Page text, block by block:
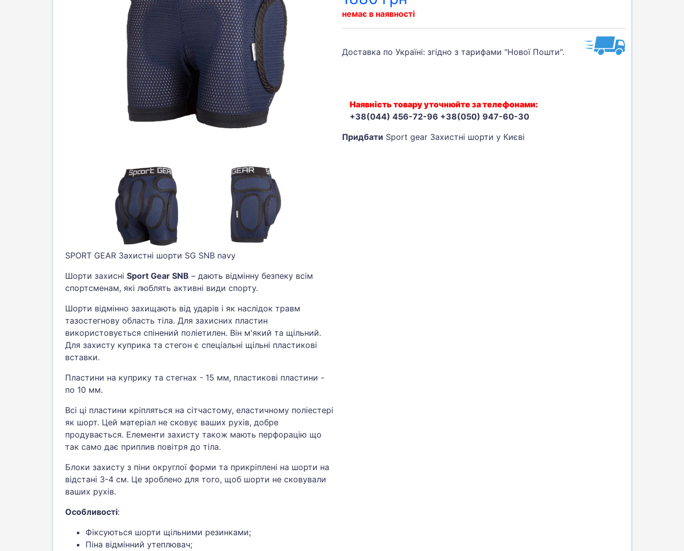
БІГ, ФІТНЕС, М'ЯЧІ
ТЕНІС, БАДМІНТОН
ВОДНІ ВИДИ СПОРТУ
SPORT GEAR Захистні шорти SG SNB navy
Шорти захисні Sport Gear SNB – дають відмінну безпеку всім
спортсменам, які люблять активні види спорту.
Шорти відмінно захищають від ударів і як наслідок травм
тазостегнову область тіла. Для захисних пластин
використовується спінений поліетилен. Він м'який та щільний.
Для захисту куприка та стегон є спеціальні щільні пластикові
вставки.
Пластини на куприку та стегнах - 15 мм, пластикові пластини -
по 10 мм.
Всі ці пластини кріпляться на сітчастому, еластичному поліестері
як шорт. Цей матеріал не сковує ваших рухів, добре
продувається. Елементи захисту також мають перфорацію що
так само дає приплив повітря до тіла.
Блоки захисту з піни округлої форми та прикріплені на шорти на
відстані 3-4 см. Це зроблено для того, щоб шорти не сковували
ваших рухів.
Особливості:
Фіксуються шорти щільними резинками;
Піна відмінний утеплювач;
немає в наявності
Доставка по Україні: згідно з тарифами "Нової Пошти".
Наявність товару уточнюйте за телефонами:
+38(044) 456-72-96 +38(050) 947-60-30
Придбати Sport gear Захистні шорти у Києві